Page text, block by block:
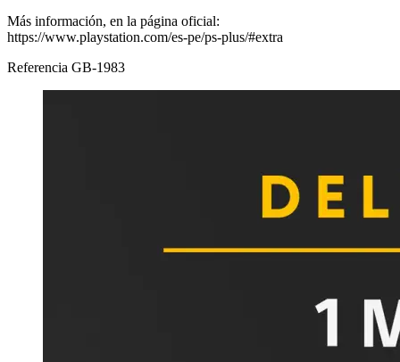
Más información, en la página oficial:
https://www.playstation.com/es-pe/ps-plus/#extra
Referencia GB-1983